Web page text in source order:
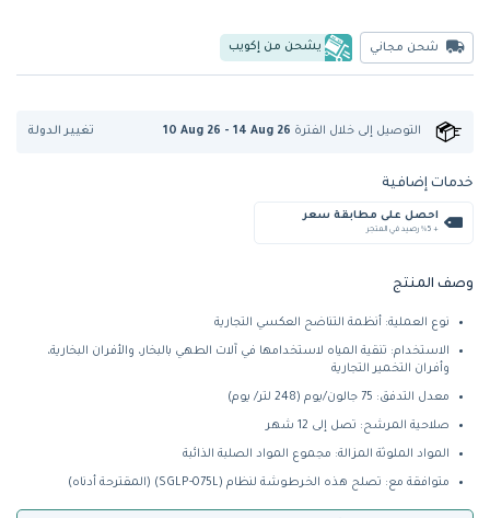
شحن مجاني يشحن من إكويب
التوصيل إلى خلال الفترة 10 Aug 26 - 14 Aug 26 تغيير الدولة
خدمات إضافية
احصل على مطابقة سعر
+ %5 رصيد في المتجر
وصف المنتج
نوع العملية: أنظمة التناضح العكسي التجارية
الاستخدام: تنقية المياه لاستخدامها في آلات الطهي بالبخار، والأفران البخارية،
وأفران التخمير التجارية
معدل التدفق: 75 جالون/يوم (248 لتر/ يوم)
صلاحية المرشح: تصل إلى 12 شهر
المواد الملوثة المزالة: مجموع المواد الصلبة الذائبة
متوافقة مع: تصلح هذه الخرطوشة لنظام (SGLP-075L) (المقترحة أدناه)